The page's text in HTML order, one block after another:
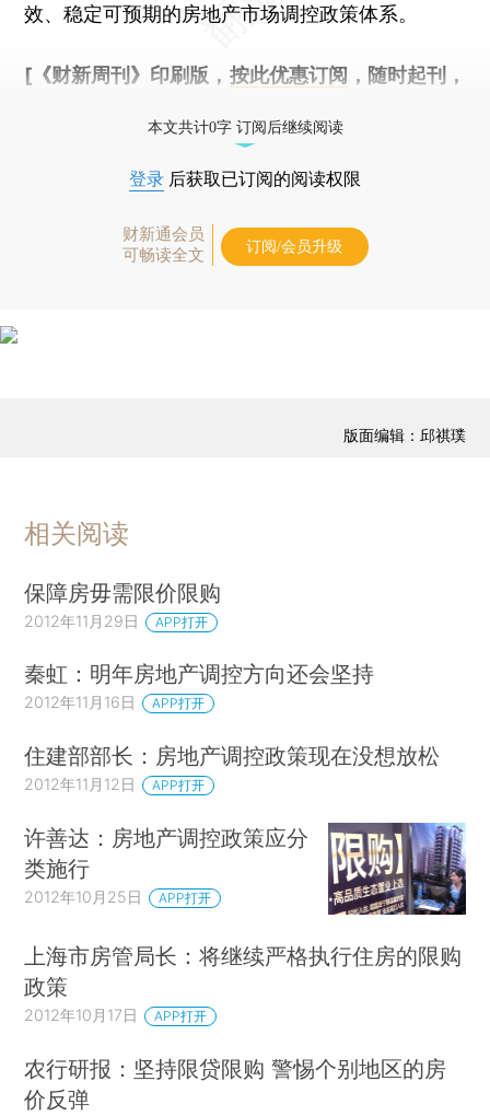
效、稳定可预期的房地产市场调控政策体系。
[《财新周刊》印刷版， 按此优惠订阅 ，随时起刊，
本文共计0字 订阅后继续阅读
登录 后获取已订阅的阅读权限
财新通会员
可畅读全文
订阅/会员升级
版面编辑：邱祺璞
相关阅读
保障房毋需限价限购
2012年11月29日 APP打开
秦虹：明年房地产调控方向还会坚持
2012年11月16日 APP打开
住建部部长：房地产调控政策现在没想放松
2012年11月12日 APP打开
许善达：房地产调控政策应分
类施行
2012年10月25日 APP打开
上海市房管局长：将继续严格执行住房的限购
政策
2012年10月17日 APP打开
农行研报：坚持限贷限购 警惕个别地区的房
价反弹